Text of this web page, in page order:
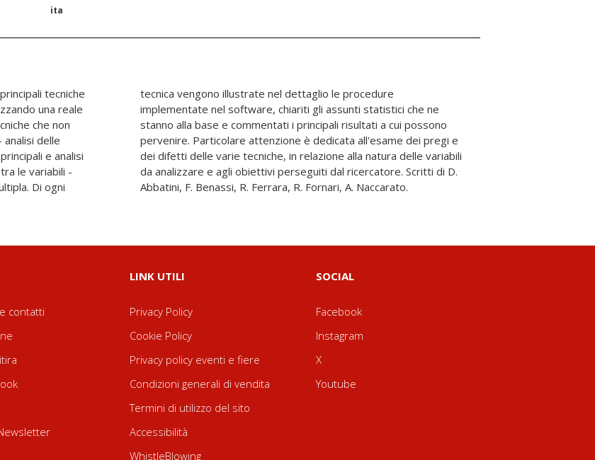
ita
tecniche
una reale
che non
delle
e analisi
le variabili -
Di ogni
le procedure
statistici che ne
a cui possono
dei pregi e
delle variabili
Scritti di D.
Abbatini, F. Benassi, R. Ferrara, R. Fornari, A. Naccarato.
contatti
LINK UTILI
Privacy Policy
Cookie Policy
Privacy policy eventi e fiere
Condizioni generali di vendita
Termini di utilizzo del sito
Accessibilità
WhistleBlowing
SOCIAL
Facebook
Instagram
X
Youtube